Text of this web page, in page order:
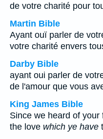
de votre charité pour
Martin Bible
Ayant ouï parler de
votre charité envers
Darby Bible
ayant oui parler de
de l'amour que vous
King James Bible
Since we heard of
the love which ye have